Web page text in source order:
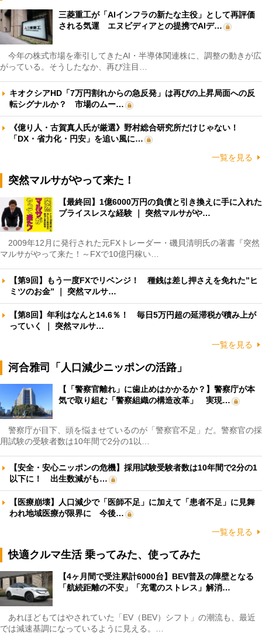
三菱重工が「AIインフラの新たな主役」として再評価
される気運 エヌビディアとの提携でAIデ…
今年の株式市場を牽引してきたAI・半導体関連株に、調整の動きが広
がっている。そうしたなか、再び注目…
キオクシアHD「7万円割れからの急反発」は再びの上昇局面への反
転シグナルか？ 市場のムー…
《億り人・古賀真人氏が厳選》野村総合研究所だけじゃない！
「DX・省力化・円安」を追い風に…
一覧を見る
突然マルサがやって来た！
【最終回】1億6000万円の負債と引き換えに手に入れた
プライスレスな経験 ｜ 突然マルサがや…
2009年12月に発行された元FXトレーダー・磯貝清明氏の著書『突然
マルサがやって来た！～FXで10億円稼い…
【第9回】もう一度FXでリベンジ！ 種銭は差し押さえを免れた”ヒ
ミツのお金” ｜ 突然マルサ…
【第8回】年利はなんと14.6％！ 毎日5万円超の延滞税が積み上が
っていく ｜ 突然マルサ…
一覧を見る
河合雅司「人口減少ニッポンの活路」
【「警察官離れ」に歯止めはかかるか？】警察庁が本
気で取り組む「警察組織の構造改革」 実現…
警察庁が目下、頭を悩ませているのが「警察官不足」だ。警察官の採
用試験の受験者数は10年間で2分の1以…
【安全・安心ニッポンの危機】採用試験受験者数は10年間で2分の1
以下に！ 出生数減がも…
【医療崩壊】人口減少で「医師不足」に加えて「患者不足」に見舞
われ地域医療が限界に 今後…
一覧を見る
快適クルマ生活 乗ってみた、使ってみた
【4ヶ月間で受注累計6000台】BEV普及の障壁となる
「航続距離の不安」「充電のストレス」解消…
あれほどもてはやされていた「EV（BEV）シフト」の潮流も、最近
では減速基調になっているように見える。…